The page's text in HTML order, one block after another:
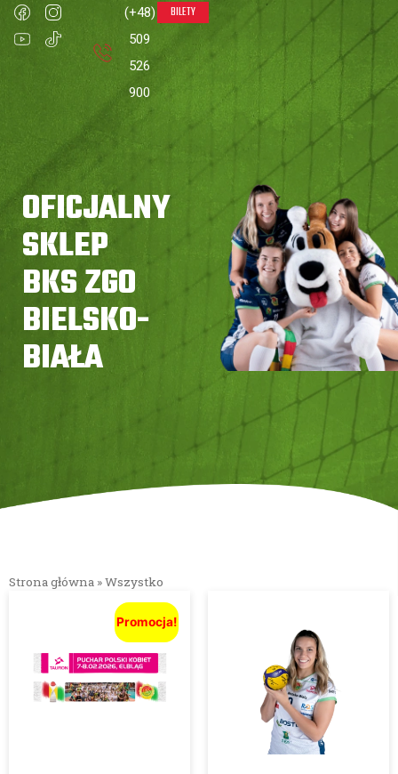
(+48)
509
526
900
BILETY
0
Strona główna » Wszystko
OFICJALNY
SKLEP
BKS ZGO
BIELSKO-
BIAŁA
Strona główna »Wszystko
Promocja!